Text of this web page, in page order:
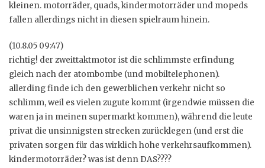
kleinen. motorräder, quads, kindermotorräder und mopeds
fallen allerdings nicht in diesen spielraum hinein.
(10.8.05 09:47)
richtig! der zweittaktmotor ist die schlimmste erfindung
gleich nach der atombombe (und mobiltelephonen).
allerding finde ich den gewerblichen verkehr nicht so
schlimm, weil es vielen zugute kommt (irgendwie müssen die
waren ja in meinen supermarkt kommen), während die leute
privat die unsinnigsten strecken zurücklegen (und erst die
privaten sorgen für das wirklich hohe verkehrsaufkommen).
kindermotorräder? was ist denn DAS????